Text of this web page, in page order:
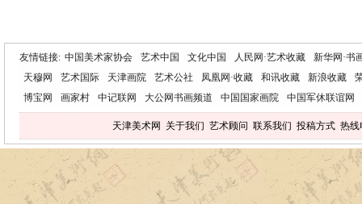
友情链接: 中国美术家协会 艺术中国 文化中国 人民网·艺术收藏
新华网·书
天穆网
艺术国际 天津画院 艺术公社 凤凰网·收藏 和讯收藏 新浪收藏
博宝网
画家村 中记联网 大公网书画频道 中国国家画院 中国军休联谊网
天津美术网 关于我们 艺术顾问 联系我们 投稿方式 热线